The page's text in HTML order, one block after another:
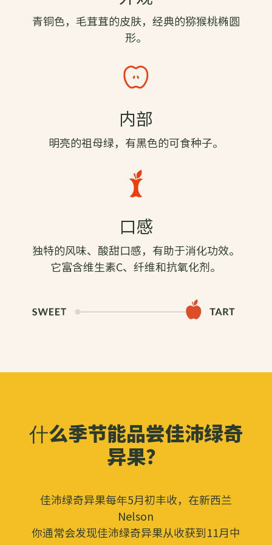
青铜色，毛茸茸的皮肤，经典的猕猴桃椭圆
形。
内部
明亮的祖母绿，有黑色的可食种子。
口感
独特的风味、酸甜口感，有助于消化功效。
它富含维生素C、纤维和抗氧化剂。
什么季节能品尝佳沛绿奇
异果？
佳沛绿奇异果每年5月初丰收，在新西兰
Nelson
你通常会发现佳沛绿奇异果从收获到11月中